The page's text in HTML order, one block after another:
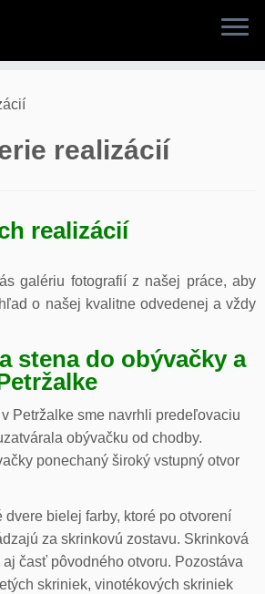
realizácií
realizácií
galériu fotografií z našej práce, aby
o našej kvalitne odvedenej a vždy
stena do obývačky a
Petržalke sme navrhli predeľovaciu
obývačku od chodby.
ponechaný široký vstupný otvor
dvere bielej farby, ktoré po otvorení
za skrinkovú zostavu. Skrinková
časť pôvodného otvoru. Pozostáva
skriniek, vinotékových skriniek